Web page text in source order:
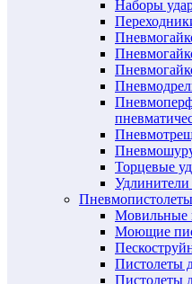
Наборы
Торцевые
Пневмопистолеты
Мовильные
Моющие
Пистолеты
Пистолеты